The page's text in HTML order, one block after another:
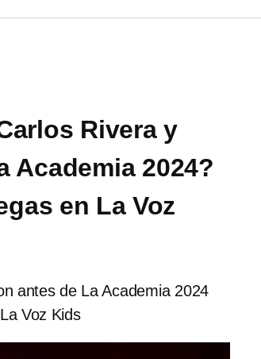
Rivera y
Academia 2024?
en La Voz
antes de La Academia 2024
Voz Kids